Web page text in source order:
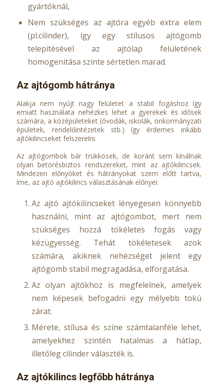
gyártóknál,
Nem szükséges az ajtóra egyéb extra elem
(pl.cilinder), így egy stílusos ajtógomb
telepítésével az ajtólap felületének
homogenitása szinte sértetlen marad.
Az ajtógomb hátránya
Alakja nem nyújt nagy felületet a stabil fogáshoz így
emiatt használata nehézkes lehet a gyerekek és idősek
számára, a középületeket (óvodák, iskolák, önkormányzati
épületek, rendelőintézetek stb.) így érdemes inkább
ajtókilincseket felszerelni.
Az ajtógombok bár trükkösek, de koránt sem kínálnak
olyan betörésbiztos rendszereket, mint az ajtókilincsek.
Mindezen előnyöket és hátrányokat szem előtt tartva,
íme, az ajtó ajtókilincs választásának előnyei:
Az ajtó ajtókilincseket lényegesen könnyebb
használni, mint az ajtógombot, mert nem
szükséges hozzá tökéletes fogás vagy
kézügyesség. Tehát tökéletesek azok
számára, akiknek nehézséget jelent egy
ajtógomb stabil megragadása, elforgatása.
Az olyan ajtókhoz is megfelelnek, amelyek
nem képesek befogadni egy mélyebb tokú
zárat.
Mérete, stílusa és színe számtalanféle lehet,
amelyekhez szintén hatalmas a hátlap,
illetőleg cilinder választék is.
Az ajtókilincs legfőbb hátránya